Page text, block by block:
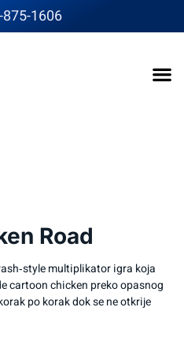
1606
Road
multiplikator igra koja
cartoon chicken preko opasnog
po korak dok se ne otkrije